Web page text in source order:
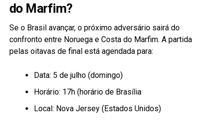
do Marfim?
Se o Brasil avançar, o próximo adversário sairá do
confronto entre Noruega e Costa do Marfim. A partida
pelas oitavas de final está agendada para:
Data: 5 de julho (domingo)
Horário: 17h (horário de Brasília
Local: Nova Jersey (Estados Unidos)